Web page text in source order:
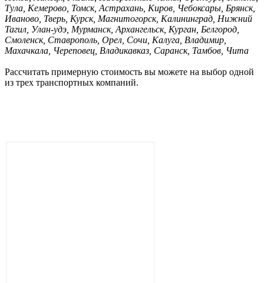
Тула, Кемерово, Томск, Астрахань, Киров, Чебоксары, Брянск,
Иваново, Тверь, Курск, Магнитогорск, Калининград, Нижний
Тагил, Улан-удэ, Мурманск, Архангельск, Курган, Белгород,
Смоленск, Ставрополь, Орел, Сочи, Калуга, Владимир,
Махачкала, Череповец, Владикавказ, Саранск, Тамбов, Чита
Рассчитать примерную стоимость вы можете на выбор одной
из трех транспортных компаний.